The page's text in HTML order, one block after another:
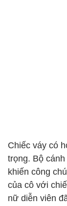
Chiếc váy có
trọng. Bộ
khiến công
của cô với
nữ diễn viên